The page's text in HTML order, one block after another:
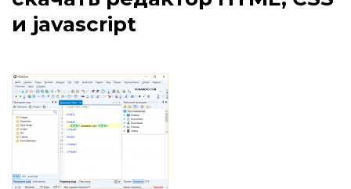
Другие программы
Программы для Бизнеса
Дизайн - графика
Обработка текста
Интернет и сеть
и javascript
Дизайн - графика